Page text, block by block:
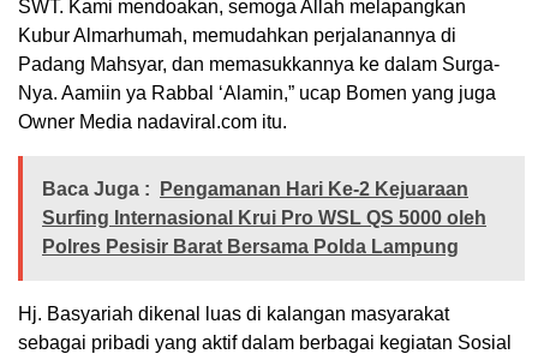
SWT. Kami mendoakan, semoga Allah melapangkan
Kubur Almarhumah, memudahkan perjalanannya di
Padang Mahsyar, dan memasukkannya ke dalam Surga-
Nya. Aamiin ya Rabbal ‘Alamin,” ucap Bomen yang juga
Owner Media nadaviral.com itu.
Baca Juga :
Pengamanan Hari Ke-2 Kejuaraan
Surfing Internasional Krui Pro WSL QS 5000 oleh
Polres Pesisir Barat Bersama Polda Lampung
Hj. Basyariah dikenal luas di kalangan masyarakat
sebagai pribadi yang aktif dalam berbagai kegiatan Sosial